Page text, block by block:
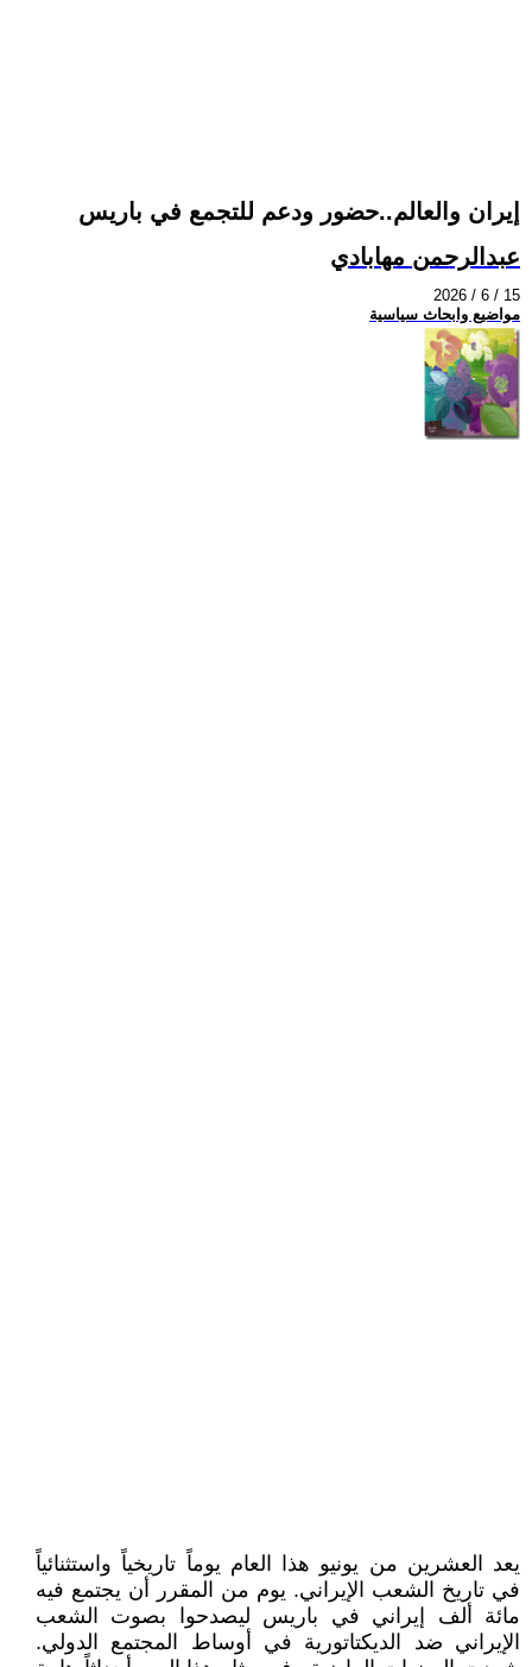
إيران والعالم..حضور ودعم للتجمع في باريس
عبدالرحمن مهابادي
2026 / 6 / 15
مواضيع وابحاث سياسية
يعد العشرين من يونيو هذا العام يوماً تاريخياً واستثنائياً
في تاريخ الشعب الإيراني. يوم من المقرر أن يجتمع فيه
مائة ألف إيراني في باريس ليصدحوا بصوت الشعب
الإيراني ضد الديكتاتورية في أوساط المجتمع الدولي.